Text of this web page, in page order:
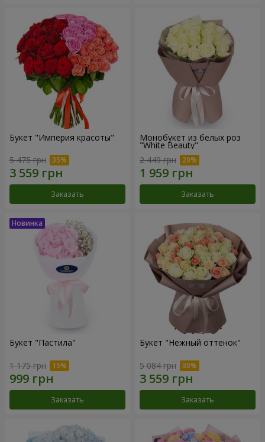
Букет "Империя красоты"
5 475 грн
Заказать
Монобукет из белых роз
"White Beauty"
2 449 грн
Заказать
Букет "Пастила"
1 175 грн
Заказать
Букет "Нежный оттенок"
5 084 грн
Заказать